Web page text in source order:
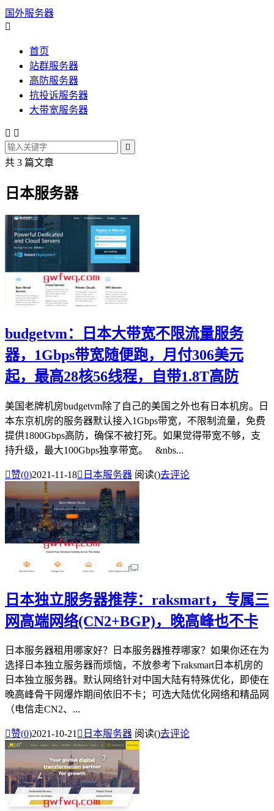
国外服务器

首页
站群服务器
高防服务器
抗投诉服务器
大带宽服务器
 

共 3 篇文章
日本服务器
budgetvm：日本大带宽不限流量服务
器，1Gbps带宽随便跑，月付306美元
起，最高28核56线程，自带1.8T高防
美国老牌机房budgetvm除了自己的美国之外也有日本机房。日
本东京机房的服务器默认接入1Gbps带宽，不限制流量，免费
提供1800Gbps高防，确保不被打死。如果觉得带宽不够，支
持升级，最大100Gbps独享带宽。 &nbs...
赞(0)2021-11-18 日本服务器 阅读()去评论
日本独立服务器推荐：raksmart，专属三
网高端网络(CN2+BGP)，晚高峰也不卡
日本服务器租用哪家好？日本服务器推荐哪家？如果你还在为
选择日本独立服务器而烦恼，不放参考下raksmart日本机房的
日本独立服务器。默认网络针对中国大陆有特殊优化，即使在
晚高峰骨干网爆炸期间依旧不卡；可选大陆优化网络和精品网
（电信走CN2、...
赞(0)2021-10-21 日本服务器 阅读()去评论